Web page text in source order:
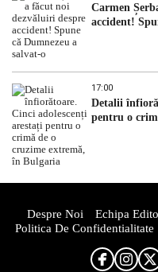
Carmen
accident!
17:00
Detalii
pentru o
Despre Noi Echipa
Politica De Confidentialitate